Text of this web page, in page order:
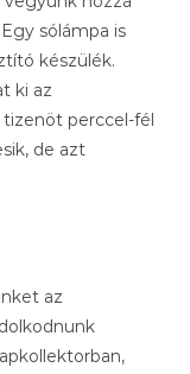
sólámpa is
készülék.
ki az
perccel-fél
de azt
az